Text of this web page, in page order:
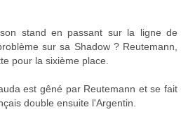
stand en passant sur la ligne de
sur sa Shadow ? Reutemann,
pour la sixième place.
est gêné par Reutemann et se fait
double ensuite l'Argentin.